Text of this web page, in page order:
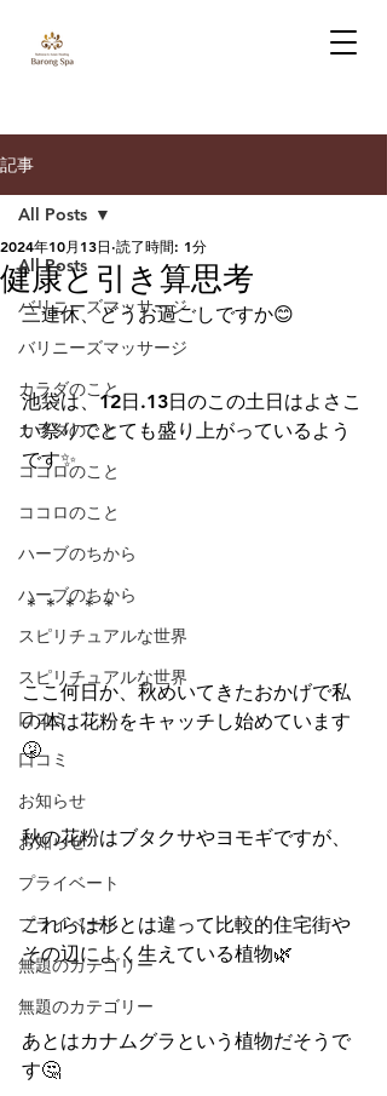
記事
All Posts
バリニーズマッサージ
バリニーズマッサージ
カラダのこと
カラダのこと
ココロのこと
ココロのこと
ハーブのちから
ハーブのちから
スピリチュアルな世界
スピリチュアルな世界
口コミ
口コミ
お知らせ
お知らせ
プライベート
プライベート
無題のカテゴリー
無題のカテゴリー
All Posts
健康と引き算思考
2024年10月13日 読了時間: 1分
三連休、どうお過ごしですか😊
池袋は、12日.13日のこの土日はよさこ
い祭りでとても盛り上がっているよう
です✨
＊＊＊＊＊
ここ何日か、秋めいてきたおかげで私
の体は花粉をキャッチし始めています
🤧
秋の花粉はブタクサやヨモギですが、
これらは杉とは違って比較的住宅街や
その辺によく生えている植物🌿
あとはカナムグラという植物だそうで
す🤔